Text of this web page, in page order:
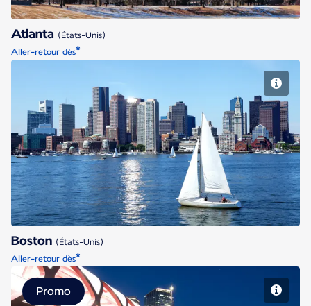
Atlanta (États-Unis)
Aller-retour dès*
Boston
Boston (États-Unis)
Aller-retour dès*
Promo